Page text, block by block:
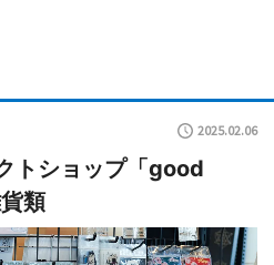
2025.02.06
トショップ「good
類